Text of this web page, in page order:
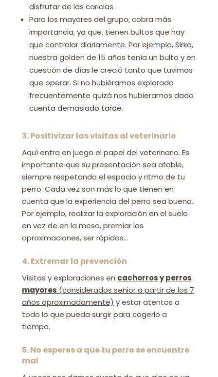
disfrutar de las caricias.
Para los mayores del grupo, cobra más
importancia, ya que, tienen bultos que hay
que controlar diariamente. Por ejemplo, Sirka,
nuestra golden de 15 años tenía un bulto y en
cuestión de días le creció tanto que tuvimos
que operar. Si no hubiéramos explorado
frecuentemente quizá nos hubieramos dado
cuenta demasiado tarde.
3. Positivizar las visitas al veterinario
Aquí entra en juego el papel del veterinario. Es
importante que su presentación sea afable,
siempre respetando el espacio y ritmo de tu
perro. Cada vez son más lo que tienen en
cuenta que la experiencia del perro sea buena.
Por ejemplo, realizar la exploración en el suelo
en vez de en la mesa, premiar las
aproximaciones, ser rápidos…
4. Extremar la prevención
Visitas y exploraciones en cachorrosyperros
mayores (considerados senior a partir de los 7
años aproximadamente) y estar atentos a
todo lo que pueda surgir para cogerlo a
tiempo.
5.No esperes a que tu perro se encuentre
mal